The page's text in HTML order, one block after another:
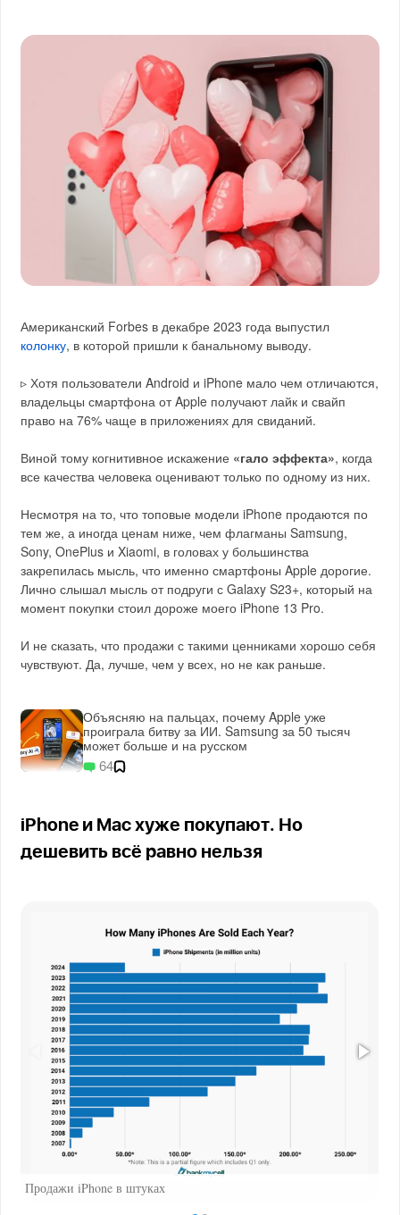
Американский Forbes в декабре 2023 года выпустил
колонку, в которой пришли к банальному выводу.
▹ Хотя пользователи Android и iPhone мало чем отличаются,
владельцы смартфона от Apple получают лайк и свайп
право на 76% чаще в приложениях для свиданий.
Виной тому когнитивное искажение «гало эффекта», когда
все качества человека оценивают только по одному из них.
Несмотря на то, что топовые модели iPhone продаются по
тем же, а иногда ценам ниже, чем флагманы Samsung,
Sony, OnePlus и Xiaomi, в головах у большинства
закрепилась мысль, что именно смартфоны Apple дорогие.
Лично слышал мысль от подруги с Galaxy S23+, который на
момент покупки стоил дороже моего iPhone 13 Pro.
И не сказать, что продажи с такими ценниками хорошо себя
чувствуют. Да, лучше, чем у всех, но не как раньше.
Объясняю на пальцах, почему Apple уже
проиграла битву за ИИ. Samsung за 50 тысяч
может больше и на русском
64
iPhone и Mac хуже покупают. Но
дешевить всё равно нельзя
Продажи iPhone в штуках